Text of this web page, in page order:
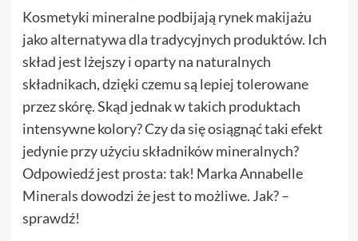
Kosmetyki mineralne podbijają rynek makijażu
jako alternatywa dla tradycyjnych produktów. Ich
skład jest lżejszy i oparty na naturalnych
składnikach, dzięki czemu są lepiej tolerowane
przez skórę. Skąd jednak w takich produktach
intensywne kolory? Czy da się osiągnąć taki efekt
jedynie przy użyciu składników mineralnych?
Odpowiedź jest prosta: tak! Marka Annabelle
Minerals dowodzi że jest to możliwe. Jak? –
sprawdź!